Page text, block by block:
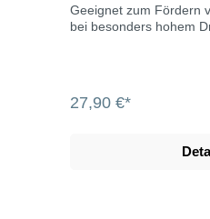
Geeignet zum Fördern
bei besonders hohem
27,90 €*